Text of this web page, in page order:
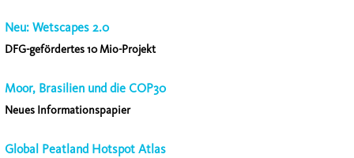
Neu: Wetscapes 2.0
DFG-gefördertes 10 Mio-Projekt
Moor, Brasilien und die COP30
Neues Informationspapier
Global Peatland Hotspot Atlas